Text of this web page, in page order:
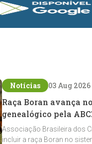
Notícias 03 Aug 2026
Raça Boran avança
genealógico pela
Associação Brasileira dos
incluir a raça Boran no